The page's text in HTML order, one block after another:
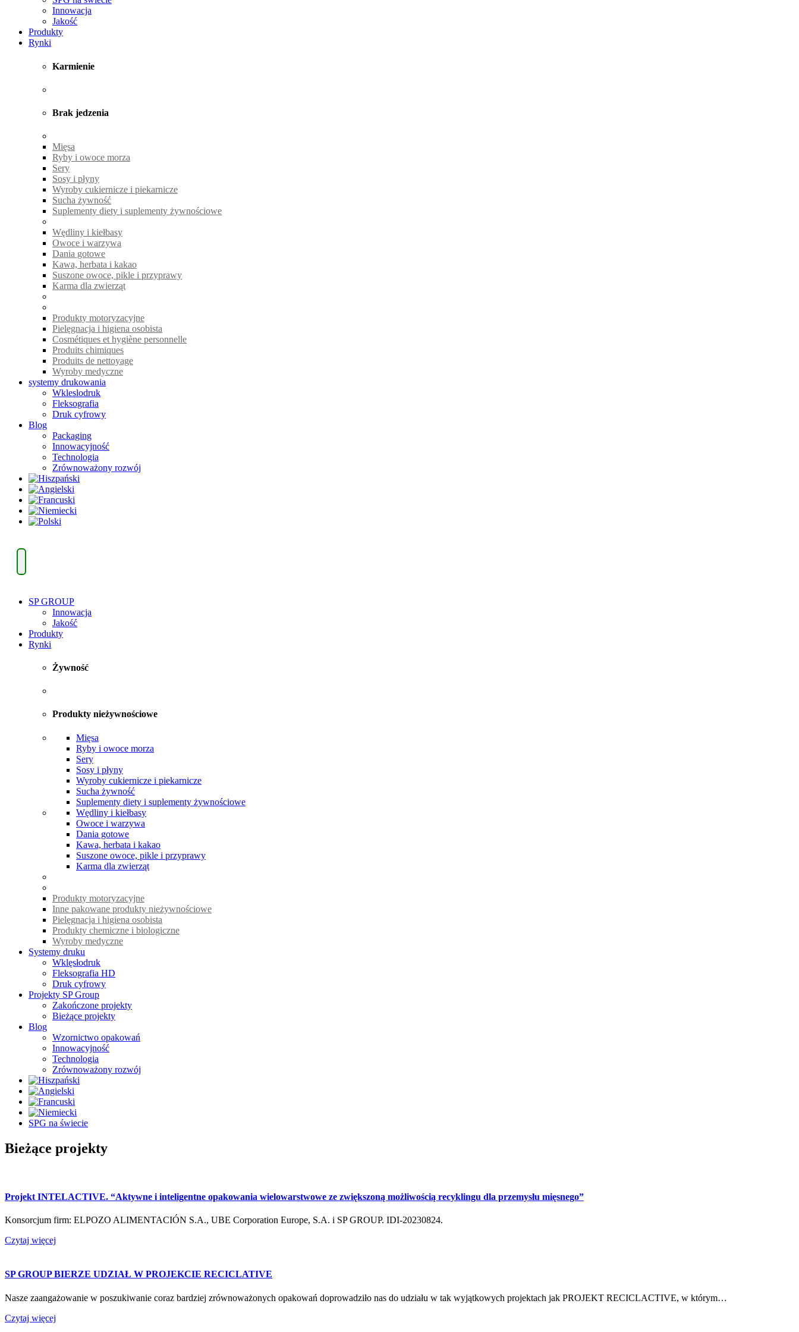
Innowacja
Jakość
Produkty
Rynki
Karmienie
Brak jedzenia
Mięsa
Ryby i owoce morza
Sery
Sosy i płyny
Wyroby cukiernicze i piekarnicze
Sucha żywność
Suplementy diety i suplementy żywnościowe
Wędliny i kiełbasy
Owoce i warzywa
Dania gotowe
Kawa, herbata i kakao
Suszone owoce, pikle i przyprawy
Karma dla zwierząt
Produkty motoryzacyjne
Pielęgnacja i higiena osobista
Cosmétiques et hygiène personnelle
Produits chimiques
Produits de nettoyage
Wyroby medyczne
systemy drukowania
Wkleslodruk
Fleksografia
Druk cyfrowy
Blog
Packaging
Innowacyjność
Technologia
Zrównoważony rozwój
SP GROUP
Innowacja
Jakość
Produkty
Rynki
Żywność
Produkty nieżywnościowe
Mięsa
Ryby i owoce morza
Sery
Sosy i płyny
Wyroby cukiernicze i piekarnicze
Sucha żywność
Suplementy diety i suplementy żywnościowe
Wędliny i kiełbasy
Owoce i warzywa
Dania gotowe
Kawa, herbata i kakao
Suszone owoce, pikle i przyprawy
Karma dla zwierząt
Produkty motoryzacyjne
Inne pakowane produkty nieżywnościowe
Pielęgnacja i higiena osobista
Produkty chemiczne i biologiczne
Wyroby medyczne
Systemy druku
Wklęsłodruk
Fleksografia HD
Druk cyfrowy
Projekty SP Group
Zakończone projekty
Bieżące projekty
Blog
Wzornictwo opakowań
Innowacyjność
Technologia
Zrównoważony rozwój
SPG na świecie
Bieżące projekty
Projekt INTELACTIVE. “Aktywne i inteligentne opakowania wielowarstwowe ze zwiększoną możliwością recyklingu dla przemysłu mięsnego”
Konsorcjum firm: ELPOZO ALIMENTACIÓN S.A., UBE Corporation Europe, S.A. i SP GROUP. IDI-20230824.
Czytaj więcej
SP GROUP BIERZE UDZIAŁ W PROJEKCIE RECICLATIVE
Nasze zaangażowanie w poszukiwanie coraz bardziej zrównoważonych opakowań doprowadziło nas do udziału w tak wyjątkowych projektach jak PROJEKT RECICLACTIVE, w którym…
Czytaj więcej